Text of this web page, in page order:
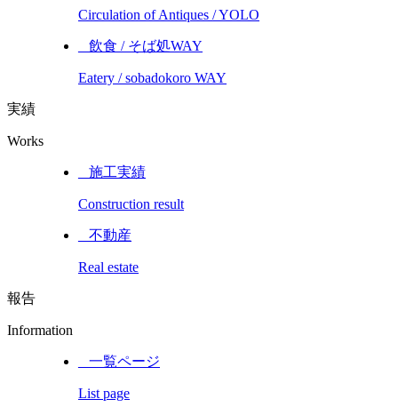
Circulation of Antiques / YOLO
_ 飲食 / そば処WAY
Eatery / sobadokoro WAY
実績
Works
_ 施工実績
Construction result
_ 不動産
Real estate
報告
Information
_ 一覧ページ
List page